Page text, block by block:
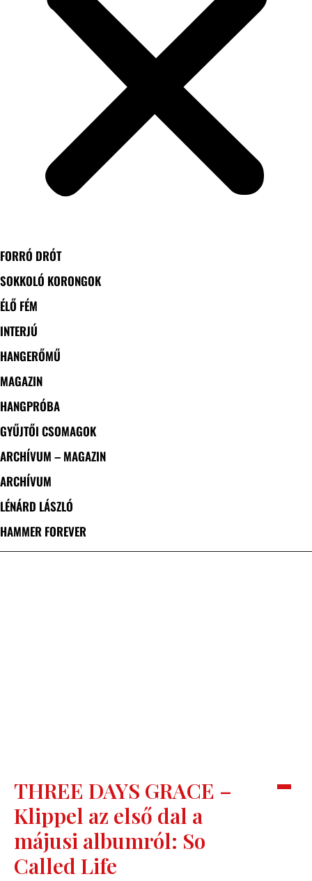
FORRÓ DRÓT
SOKKOLÓ KORONGOK
ÉLŐ FÉM
INTERJÚ
HANGERŐMŰ
MAGAZIN
HANGPRÓBA
GYŰJTŐI CSOMAGOK
ARCHÍVUM – MAGAZIN
ARCHÍVUM
LÉNÁRD LÁSZLÓ
HAMMER FOREVER
THREE DAYS GRACE –
Klippel az első dal a
májusi albumról: So
Called Life